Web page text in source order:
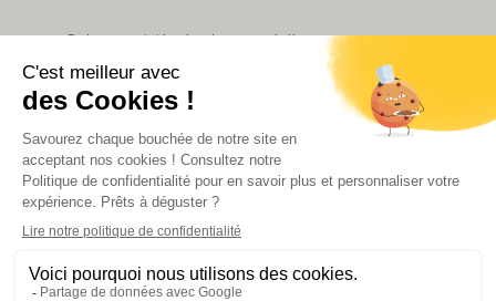
Retrouvez ici toutes les newsletters que vous avez
VOIR NOS PARTENAIRES
LA BOUTIQUE